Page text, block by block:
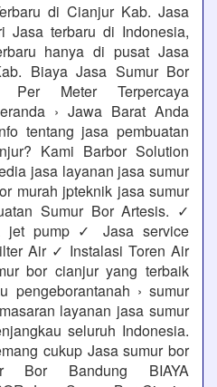
di Cianjur Kab. Jasa
Jasa terbaru di Indonesia,
hanya di pusat Jasa
Biaya Jasa Sumur Bor
Meter Terpercaya
› Jawa Barat Anda
tentang jasa pembuatan
Kami Barbor Solution
jasa layanan jasa sumur
murah jpteknik jasa sumur
Sumur Bor Artesis. ✓
jet pump ✓ Jasa service
Air ✓ Instalasi Toren Air
bor cianjur yang terbaik
pengeborantanah › sumur
layanan jasa sumur
seluruh Indonesia.
cukup Jasa sumur bor
Bor Bandung BIAYA